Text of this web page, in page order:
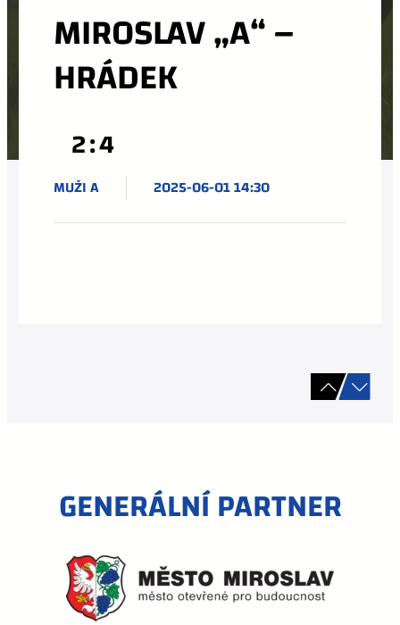
MIROSLAV „A“ –
HRÁDEK
2:4
MUŽI A 2025-06-01 14:30
GENERÁLNÍ PARTNER